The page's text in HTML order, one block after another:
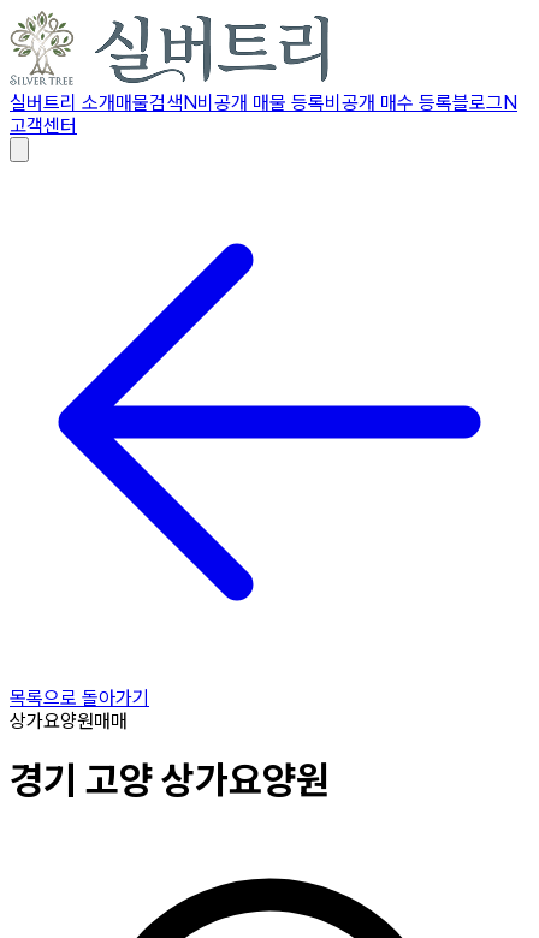
실버트리 소개매물검색N비공개 매물 등록비공개 매수 등록블로그N
고객센터
목록으로 돌아가기
상가요양원매매
경기 고양상가요양원